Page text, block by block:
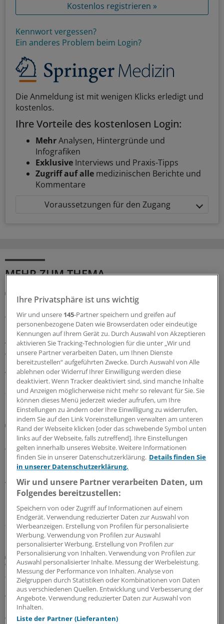
Kostenlos registrieren »
Kennwort vergessen?
Ein anderes Problem beim Login?
Die Anmeldung ist mit wenigen Klicks erledigt und
kostenlos.
Ihre Vorteile des kostenlosen Login:
MehrAnalysen, Hintergründe und
Infografiken
Exklusive Interviews und Praxis-Tipps
Zugriff auf alle medizinischen Berichte und
Kommentare
Voraussetzungen für den Zugang
MEHR ZUM THEMA
Bundesgerichtshof zu Focus-Ärztesiegeln: Für
Ärzterankings gelten strenge Maßstäbe
Der Bundesgerichtshof verschärft Anforderungen an
Ärztesiegel: Focus-Auszeichnungen müssten
Aussagekraft und Grenzen des Rankings klar erkennen
lassen. Ein OLG muss nun erneut prüfen, ob Irreführung
vorliegt.
30.07.2026
Berufsobergericht für Heilberufe Berlin
Urteil: Kein Maulkorb für Ärzte wegen
Äußerungen zu COVID-Pandemie
Das Berufsobergericht für Heilberufe Berlin kippt den
Rügebescheid einer Ärztekammer, die einem Arzt
vorwirft, er habe die Gefährlichkeit der Corona-
Pandemie unrichtig und verharmlosend dargestellt und
damit seine Berufspflichten verletzt.
27.07.2026
Aufgabenteilung
Wie Delegation in der Rheumatologie
funktionieren kann
Ärztliche Aufgaben zu delegieren, ist in den meisten
rheumatologischen Praxen längst Standard. Wie
Ärztinnen und Ärzte Delegation implementieren können
Ihre Privatsphäre ist uns wichtig
Wir und unsere 145-Partner speichern und greifen auf
personenbezogene Daten wie Browserdaten oder eindeutige
Kennungen auf Ihrem Gerät zu. Durch Auswahl von Akzeptieren
aktivieren Sie Tracking-Technologien für die unter „Wir und
unsere Partner verarbeiten Daten, um Ihnen Dienste
bereitzustellen“ aufgeführten Zwecke. Durch Auswahl von Alle
ablehnen oder Widerruf Ihrer Einwilligung werden diese
deaktiviert. Wenn Tracker deaktiviert sind, sind manche Inhalte
und Anzeigen möglicherweise nicht mehr so relevant für Sie. Sie
können dieses Menü jederzeit wieder aufrufen, um Ihre
Einstellungen zu ändern oder Ihre Einwilligung zu widerrufen,
indem Sie auf den Link Voreinstellungen verwalten am unteren
Rand der Webseite klicken [oder das schwebende Symbol unten
links auf der Webseite, falls zutreffend]. Ihre Einstellungen
gelten innerhalb unseres Website. Weitere Informationen
finden Sie in unserer Datenschutzerklärung. Details finden Sie
in unserer Datenschutzerklärung.
Wir und unsere Partner verarbeiten Daten, um
Folgendes bereitzustellen:
Speichern von oder Zugriff auf Informationen auf einem
Endgerät. Verwendung reduzierter Daten zur Auswahl von
Werbeanzeigen. Erstellung von Profilen für personalisierte
Werbung. Verwendung von Profilen zur Auswahl
personalisierter Werbung. Erstellung von Profilen zur
Personalisierung von Inhalten. Verwendung von Profilen zur
Auswahl personalisierter Inhalte. Messung der Werbeleistung.
Messung der Performance von Inhalten. Analyse von
Zielgruppen durch Statistiken oder Kombinationen von Daten
aus verschiedenen Quellen. Entwicklung und Verbesserung der
Angebote. Verwendung reduzierter Daten zur Auswahl von
Inhalten.
Liste der Partner (Lieferanten)